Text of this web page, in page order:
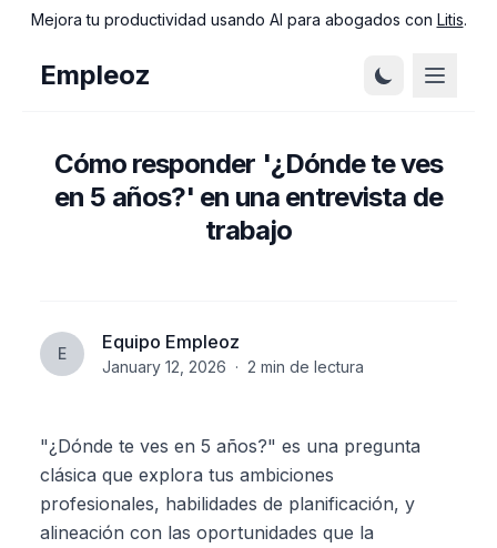
Mejora tu productividad usando AI para abogados con Litis.
Empleoz
Cómo responder '¿Dónde te ves
en 5 años?' en una entrevista de
trabajo
E Equipo Empleoz
January 12, 2026 · 2 min de lectura
"¿Dónde te ves en 5 años?" es una pregunta
clásica que explora tus ambiciones
profesionales, habilidades de planificación, y
alineación con las oportunidades que la